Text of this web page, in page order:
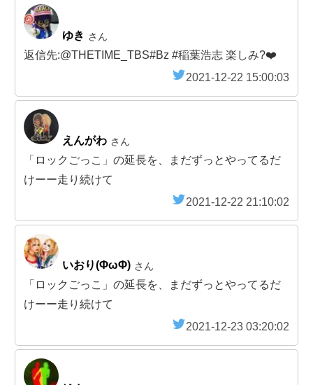
ゆき さん
返信先:@THETIME_TBS#Bz #稲葉浩志 楽しみ?❤️
2021-12-22 15:00:03
えんがわ さん
「ロックごっこ」の延長を、まだずっとやってるだ
けーー走り続けて
2021-12-22 21:10:02
いおり(ΦωΦ) さん
「ロックごっこ」の延長を、まだずっとやってるだ
けーー走り続けて
2021-12-23 03:20:02